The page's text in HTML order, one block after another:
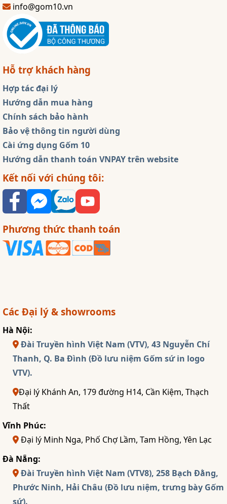
info@gom10.vn
Hỗ trợ khách hàng
Hợp tác đại lý
Hướng dẫn mua hàng
Chính sách bảo hành
Bảo vệ thông tin người dùng
Cài ứng dụng Gốm 10
Hướng dẫn thanh toán VNPAY trên website
Kết nối với chúng tôi:
Phương thức thanh toán
Các Đại lý & showrooms
Hà Nội:
Đài Truyền hình Việt Nam (VTV), 43 Nguyễn Chí
Thanh, Q. Ba Đình (Đồ lưu niệm Gốm sứ in logo
VTV).
Đại lý Khánh An, 179 đường H14, Cần Kiệm, Thạch
Thất
Vĩnh Phúc:
Đại lý Minh Nga, Phố Chợ Lầm, Tam Hồng, Yên Lạc
Đà Nẵng:
Đài Truyền hình Việt Nam (VTV8), 258 Bạch Đằng,
Phước Ninh, Hải Châu (Đồ lưu niệm, trưng bày Gốm
sứ).